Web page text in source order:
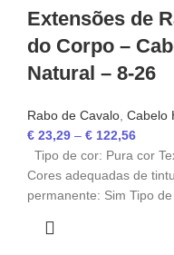
Extensões de
do Corpo –
Natural – 8-26
Rabo de Cavalo, Cabelo
€ 23,29 – € 122,56
Tipo de cor: Pura cor
Cores adequadas de
permanente: Sim Tipo